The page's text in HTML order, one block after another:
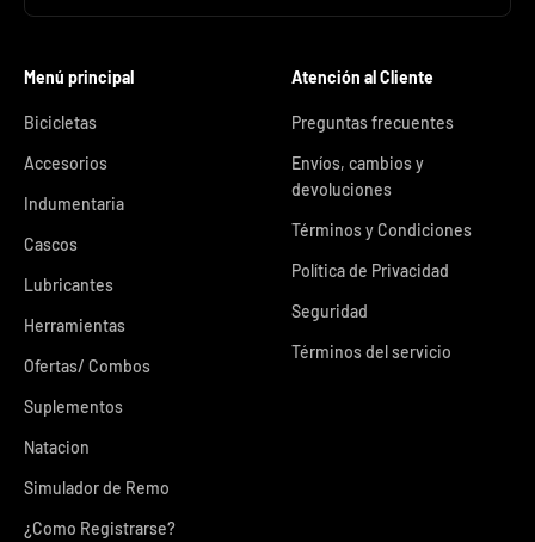
Menú principal
Bicicletas
Accesorios
Indumentaria
Cascos
Lubricantes
Herramientas
Ofertas/ Combos
Suplementos
Natacion
Simulador de Remo
¿Como Registrarse?
Atención al Cliente
Preguntas frecuentes
Envíos, cambios y
devoluciones
Términos y Condiciones
Política de Privacidad
Seguridad
Términos del servicio